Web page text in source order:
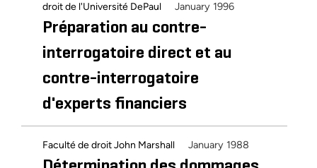
droit de l'Université DePaul
January 1996
Préparation au contre-
interrogatoire direct et au
contre-interrogatoire
d'experts financiers
Faculté de droit John Marshall January 1988